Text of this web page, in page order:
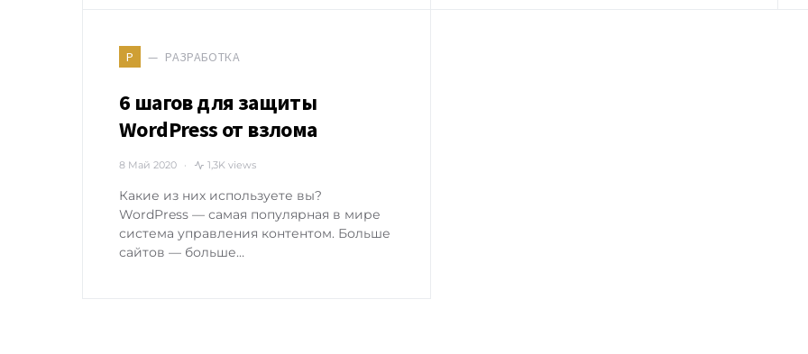
Р РАЗРАБОТКА
6 шагов для защиты
WordPress от взлома
8 Май 2020 1,3K views
Какие из них используете вы?
WordPress — самая популярная в мире
система управления контентом. Больше
сайтов — больше…